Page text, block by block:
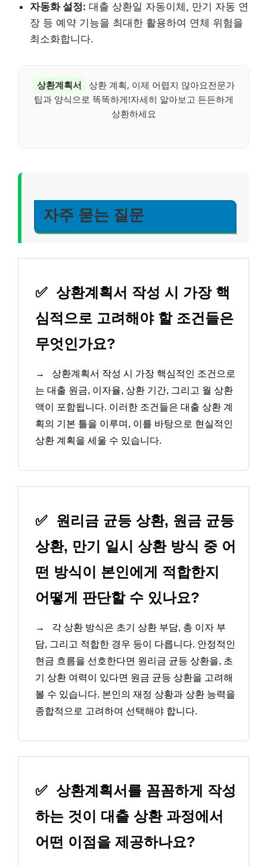
자동화 설정: 대출 상환일 자동이체, 만기 자동 연
장 등 예약 기능을 최대한 활용하여 연체 위험을
최소화합니다.
상환계획서
상환 계획, 이제 어렵지 않아요전문가
팁과 양식으로 똑똑하게!자세히 알아보고 든든하게
상환하세요
자주 묻는 질문
✅ 상환계획서 작성 시 가장 핵
심적으로 고려해야 할 조건들은
무엇인가요?
→
상환계획서 작성 시 가장 핵심적인 조건으로
는 대출 원금, 이자율, 상환 기간, 그리고 월 상환
액이 포함됩니다. 이러한 조건들은 대출 상환 계
획의 기본 틀을 이루며, 이를 바탕으로 현실적인
상환 계획을 세울 수 있습니다.
✅
원리금 균등 상환, 원금 균등
상환, 만기 일시 상환 방식 중 어
떤 방식이 본인에게 적합한지
어떻게 판단할 수 있나요?
→
각 상환 방식은 초기 상환 부담, 총 이자 부
담, 그리고 적합한 경우 등이 다릅니다. 안정적인
현금 흐름을 선호한다면 원리금 균등 상환을, 초
기 상환 여력이 있다면 원금 균등 상환을 고려해
볼 수 있습니다. 본인의 재정 상황과 상환 능력을
종합적으로 고려하여 선택해야 합니다.
✅ 상환계획서를 꼼꼼하게 작성
하는 것이 대출 상환 과정에서
어떤 이점을 제공하나요?